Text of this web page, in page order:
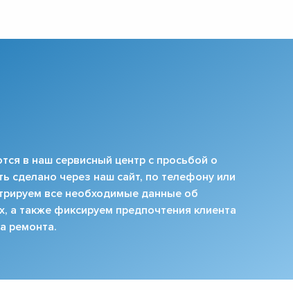
в наш сервисный центр с просьбой о
сделано через наш сайт, по телефону или
все необходимые данные об
а также фиксируем предпочтения клиента
ремонта.
▼